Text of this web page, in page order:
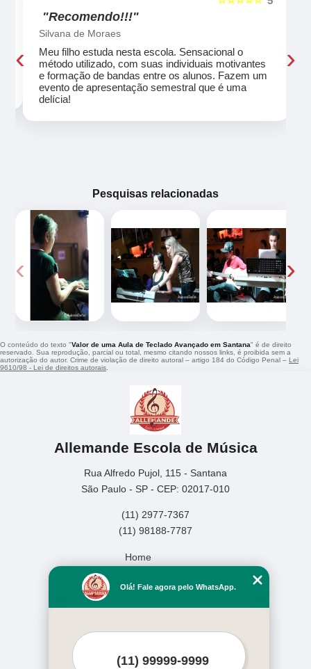
"Recomendo!!!"
Silvana de Moraes
Meu filho estuda nesta escola. Sensacional o
método utilizado, com suas individuais motivantes
e formação de bandas entre os alunos. Fazem um
evento de apresentação semestral que é uma
delícia!
‹ ›
Pesquisas relacionadas
‹ ›
O conteúdo do texto "Valor de uma Aula de Teclado Avançado em Santana" é de direito
reservado. Sua reprodução, parcial ou total, mesmo citando nossos links, é proibida sem a
autorização do autor. Crime de violação de direito autoral – artigo 184 do Código Penal – Lei
9610/98 - Lei de direitos autorais
Allemande Escola de Música
Rua Alfredo Pujol, 115 - Santana
São Paulo - SP - CEP: 02017-010
(11) 2977-7367
(11) 98188-7787
Home
Missão
Serviços
Mais Serviços
Olá! Fale agora pelo WhatsApp.